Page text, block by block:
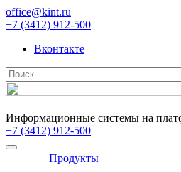
office@kint.ru
+7 (3412) 912-500
Вконтакте
Информационные системы на
+7 (3412) 912-500
Продукты